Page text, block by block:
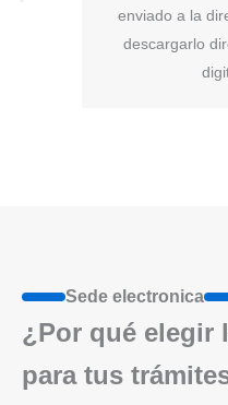
enviado a la
descargarlo
Sede electronica
¿Por qué elegir
para tus